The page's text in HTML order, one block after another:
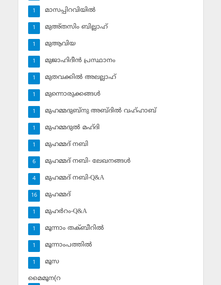
മാസപ്പിറവിയില്‍
1
മുഅ്തസിം ബില്ലാഹ്
1
മുആവിയ
1
മുജാഹിദീന്‍ പ്രസ്ഥാനം
1
മുതവക്കില്‍ അലല്ലാഹ്
1
മുന്നൊരുക്കങ്ങള്‍
1
മുഹമ്മദുബ്‌നു അബ്ദില്‍ വഹ്ഹാബ്
1
മുഹമ്മദുല്‍ മഹ്ദി
1
മുഹമ്മദ് നബി
1
മുഹമ്മദ് നബി- ലേഖനങ്ങള്‍
6
മുഹമ്മദ് നബി-Q&A
4
മുഹമ്മദ്‌
16
മുഹര്‍റം-Q&A
1
മൂന്നാം തക്ബീറില്‍
1
മൂന്നാംപത്തില്‍
1
മൂസ
1
മൈമൂന(റ